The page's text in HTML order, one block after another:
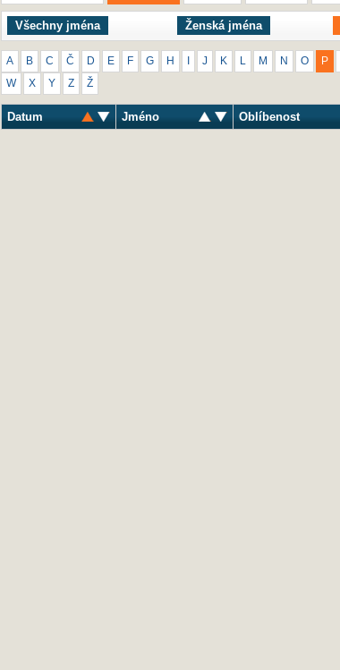
Všechny jména Ženská jména
A B C Č D E F G H J K M N O P
W X Y Z Ž
Datum Jméno Oblíbenost